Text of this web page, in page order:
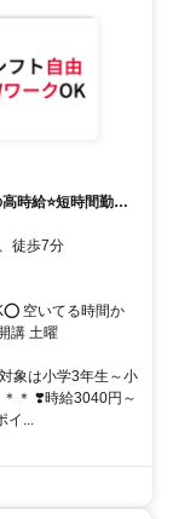
時給⭐️短時間勤務
、徒歩7分
空いてる時間か
講 土曜
象は小学3年生～小
＊ ❣️時給3040円～
...